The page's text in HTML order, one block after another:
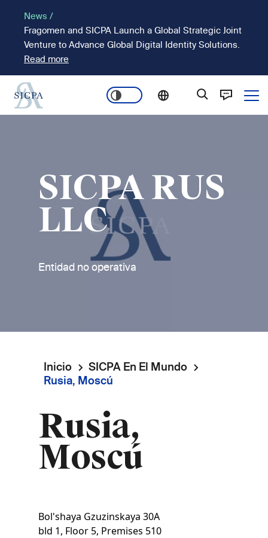
contenido
principal
News /
Fragomen and SICPA Launch a Global Strategic Joint
Venture to Advance Global Digital Identity Solutions.
Read more
Main
SICPA RUS
LLC
Entidad no operativa
Ruta
navegación
Inicio
SICPA En El Mundo
Rusia, Moscú
Rusia,
Moscú
Bol'shaya Gzuzinskaya 30A
bld 1, Floor 5, Premises 510